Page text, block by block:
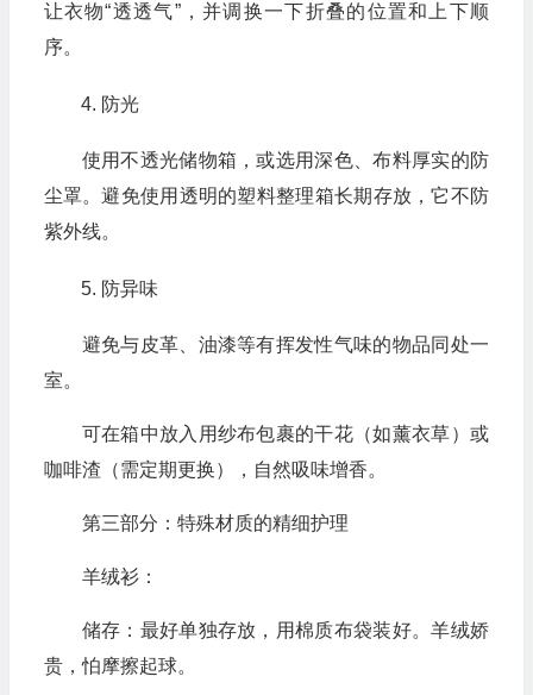
让衣物“透透气”，并调换一下折叠的位置和上下顺
序。
防光
使用不透光储物箱，或选用深色、布料厚实的防
尘罩。避免使用透明的塑料整理箱长期存放，它不防
紫外线。
防异味
避免与皮革、油漆等有挥发性气味的物品同处一
室。
可在箱中放入用纱布包裹的干花（如薰衣草）或
咖啡渣（需定期更换），自然吸味增香。
第三部分：特殊材质的精细护理
羊绒衫：
储存：最好单独存放，用棉质布袋装好。羊绒娇
贵，怕摩擦起球。